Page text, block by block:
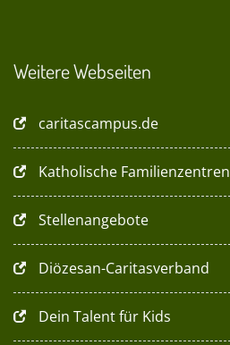
Weitere Webseiten
caritascampus.de
Katholische Familienzentren
Stellenangebote
Diözesan-Caritasverband
Dein Talent für Kids